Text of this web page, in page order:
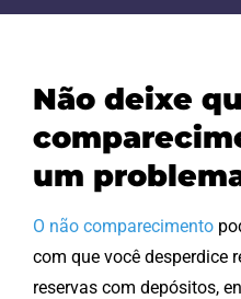
Não deixe
um
O não comparecimento
com que você desperdice
reservas com depósitos,